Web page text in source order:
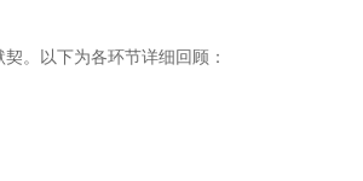
。以下为各环节详细回顾：